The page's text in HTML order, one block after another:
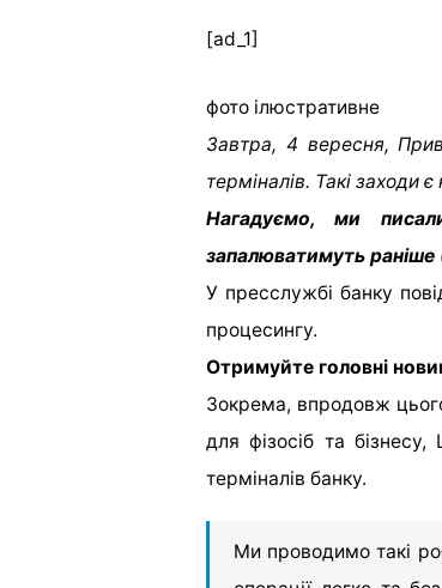
[ad_1]
фото ілюстративне
Завтра, 4 вересня,
терміналів. Такі заходи
Нагадуємо, ми
запалюватимуть
У пресслужбі банку
процесингу.
Отримуйте головні
Зокрема, впродовж
для фізосіб та
терміналів банку.
Ми проводимо такі